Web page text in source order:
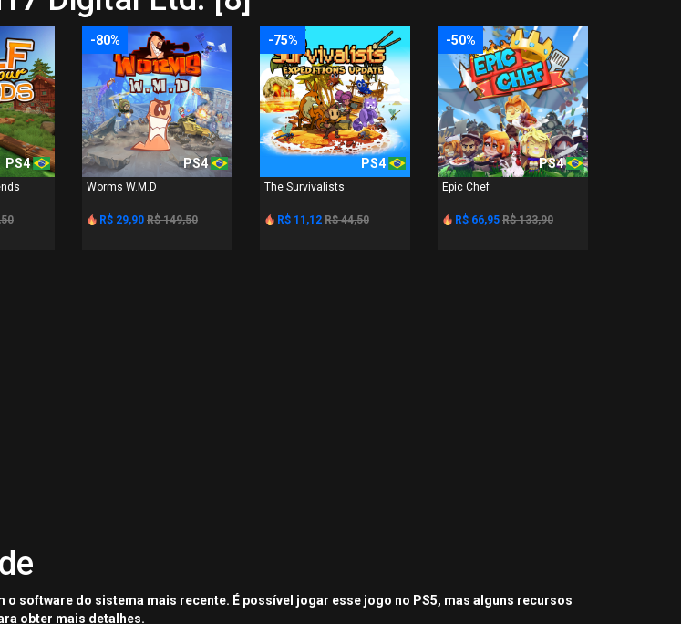
PS4
-80%
PS4
Worms W.M.D
R$ 29,90 R$ 149,50
-75%
PS4
The Survivalists
R$ 11,12 R$ 44,50
-50%
PS4
Epic Chef
R$ 66,95 R$ 133,90
software do sistema mais recente. É possível jogar esse jogo no PS5, mas alguns recursos
obter mais detalhes.